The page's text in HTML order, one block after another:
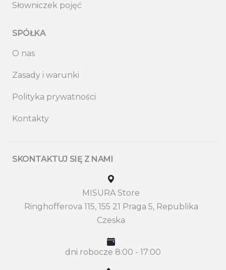
Słowniczek pojęć
SPÓŁKA
O nas
Zasady i warunki
Polityka prywatności
Kontakty
SKONTAKTUJ SIĘ Z NAMI
MISURA Store
Ringhofferova 115, 155 21 Praga 5, Republika
Czeska
dni robocze 8:00 - 17:00